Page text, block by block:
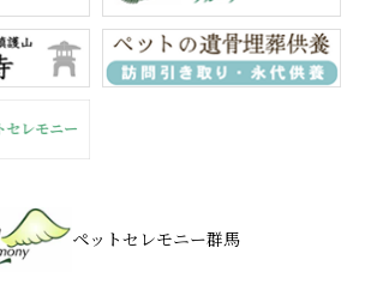
ペットセレモニー群馬